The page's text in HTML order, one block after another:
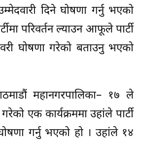
दिने घोषणा गर्नु भएको
परिवर्तन ल्याउन आफूले पार्टी
घोषणा गरेको बताउनु भएको
महानगरपालिका– १७ ले
एक कार्यक्रममा उहांले पार्टी
गर्नु भएको हो । उहांले १४